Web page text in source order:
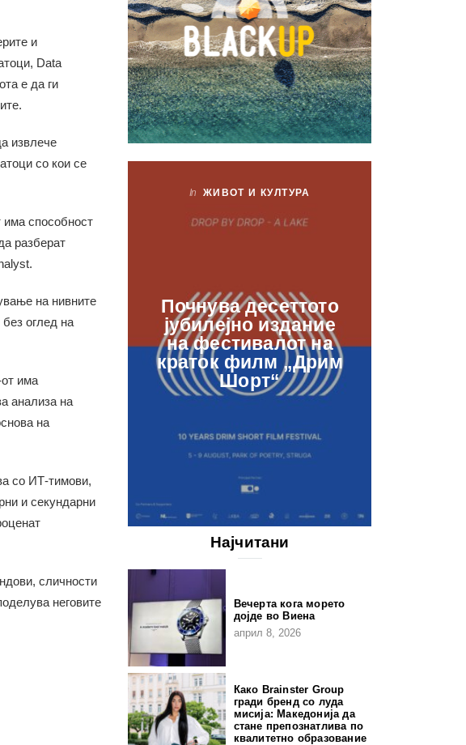
и
Data
е да ги
извлече
со кои се
има способност
разберат
на нивните
оглед на
има
анализа на
на
со ИТ-тимови,
и секундарни
сличности
неговите
In ЖИВОТ И КУЛТУРА
Почнува десеттото
јубилејно издание
на фестивалот на
краток филм „Дрим
Шорт“
Најчитани
Вечерта кога морето
дојде во Виена
април 8, 2026
Како Brainster Group
гради бренд со луда
мисија: Македонија да
стане препознатлива по
квалитетно образование